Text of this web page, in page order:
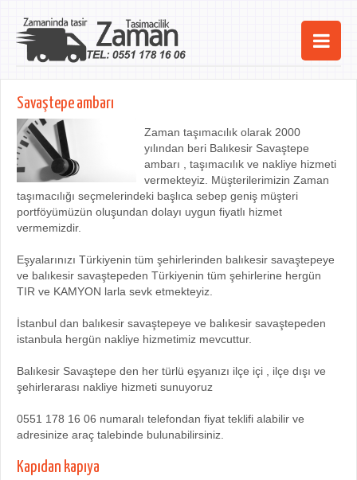
Ana Sayfa
Hizmetlerimiz
Kurumsal
iletişim
Savaştepe ambarı
Zaman taşımacılık olarak 2000
yılından beri Balıkesir Savaştepe
ambarı , taşımacılık ve nakliye hizmeti
vermekteyiz. Müşterilerimizin Zaman
taşımacılığı seçmelerindeki başlıca sebep geniş müşteri
portföyümüzün oluşundan dolayı uygun fiyatlı hizmet
vermemizdir.
Eşyalarınızı Türkiyenin tüm şehirlerinden balıkesir savaştepeye
ve balıkesir savaştepeden Türkiyenin tüm şehirlerine hergün
TIR ve KAMYON larla sevk etmekteyiz.
İstanbul dan balıkesir savaştepeye ve balıkesir savaştepeden
istanbula hergün nakliye hizmetimiz mevcuttur.
Balıkesir Savaştepe den her türlü eşyanızı ilçe içi , ilçe dışı ve
şehirlerarası nakliye hizmeti sunuyoruz
0551 178 16 06 numaralı telefondan fiyat teklifi alabilir ve
adresinize araç talebinde bulunabilirsiniz.
Kapıdan kapıya